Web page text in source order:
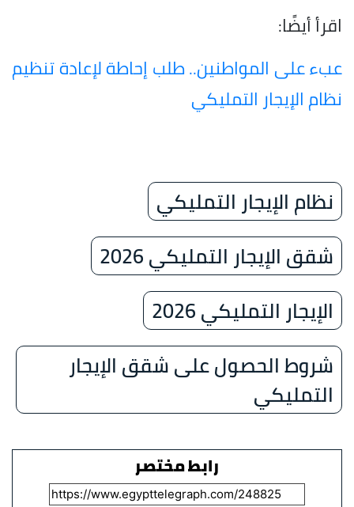
اقرأ أيضًا:
عبء على المواطنين.. طلب إحاطة لإعادة تنظيم
نظام الإيجار التمليكي
نظام الإيجار التمليكي
شقق الإيجار التمليكي 2026
الإيجار التمليكي 2026
شروط الحصول على شقق الإيجار
التمليكي
رابط مختصر